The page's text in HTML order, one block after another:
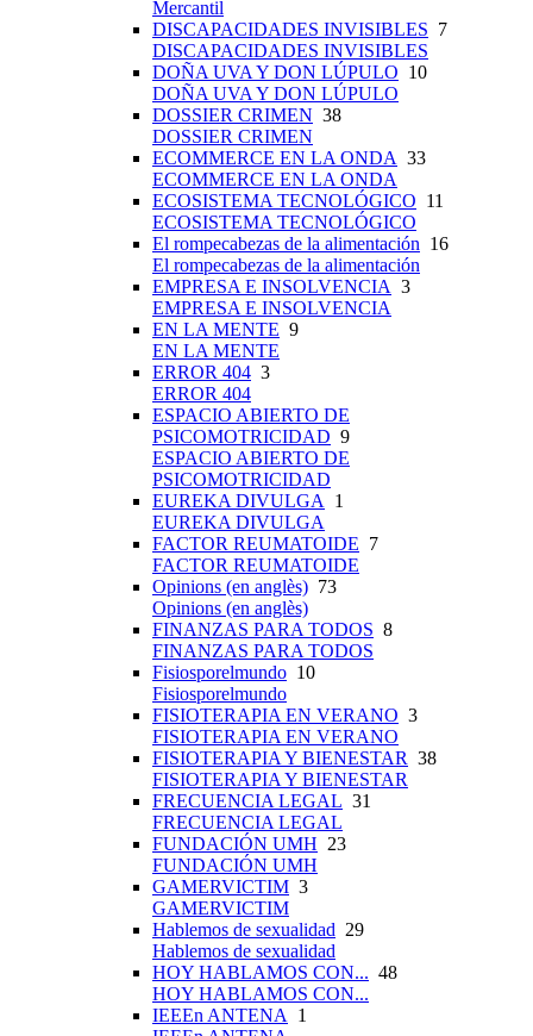
Mercantil
DISCAPACIDADES INVISIBLES 7
DISCAPACIDADES INVISIBLES
DOÑA UVA Y DON LÚPULO 10
DOÑA UVA Y DON LÚPULO
DOSSIER CRIMEN 38
DOSSIER CRIMEN
ECOMMERCE EN LA ONDA 33
ECOMMERCE EN LA ONDA
ECOSISTEMA TECNOLÓGICO 11
ECOSISTEMA TECNOLÓGICO
El rompecabezas de la alimentación 16
El rompecabezas de la alimentación
EMPRESA E INSOLVENCIA 3
EMPRESA E INSOLVENCIA
EN LA MENTE 9
EN LA MENTE
ERROR 404 3
ERROR 404
ESPACIO ABIERTO DE
PSICOMOTRICIDAD 9
ESPACIO ABIERTO DE
PSICOMOTRICIDAD
EUREKA DIVULGA 1
EUREKA DIVULGA
FACTOR REUMATOIDE 7
FACTOR REUMATOIDE
Opinions (en anglès) 73
Opinions (en anglès)
FINANZAS PARA TODOS 8
FINANZAS PARA TODOS
Fisiosporelmundo 10
Fisiosporelmundo
FISIOTERAPIA EN VERANO 3
FISIOTERAPIA EN VERANO
FISIOTERAPIA Y BIENESTAR 38
FISIOTERAPIA Y BIENESTAR
FRECUENCIA LEGAL 31
FRECUENCIA LEGAL
FUNDACIÓN UMH 23
FUNDACIÓN UMH
GAMERVICTIM 3
GAMERVICTIM
Hablemos de sexualidad 29
Hablemos de sexualidad
HOY HABLAMOS CON... 48
HOY HABLAMOS CON...
IEEEn ANTENA 1